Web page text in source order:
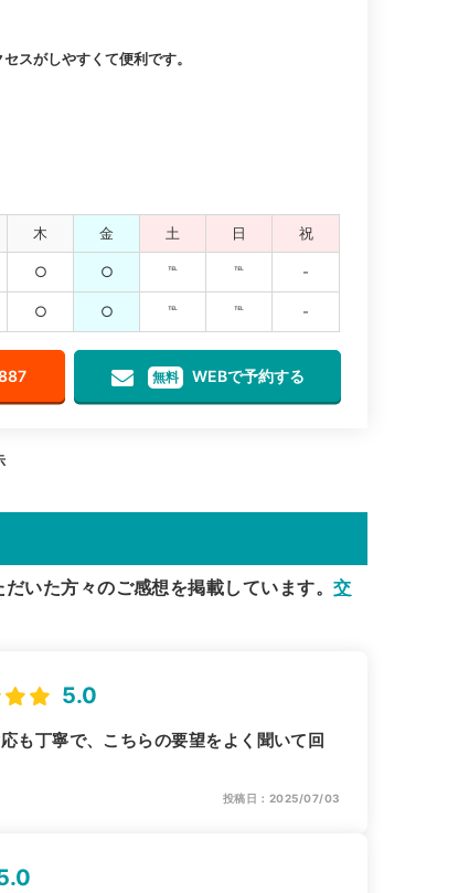
スがしやすくて便利です。
木 金 土 日 祝
○ ○ ℡ ℡ -
○ ○ ℡ ℡ -
無料 WEBで予約する
いた方々のご感想を掲載しています。交
5.0
も丁寧で、こちらの要望をよく聞いて回
投稿日：2025/07/03